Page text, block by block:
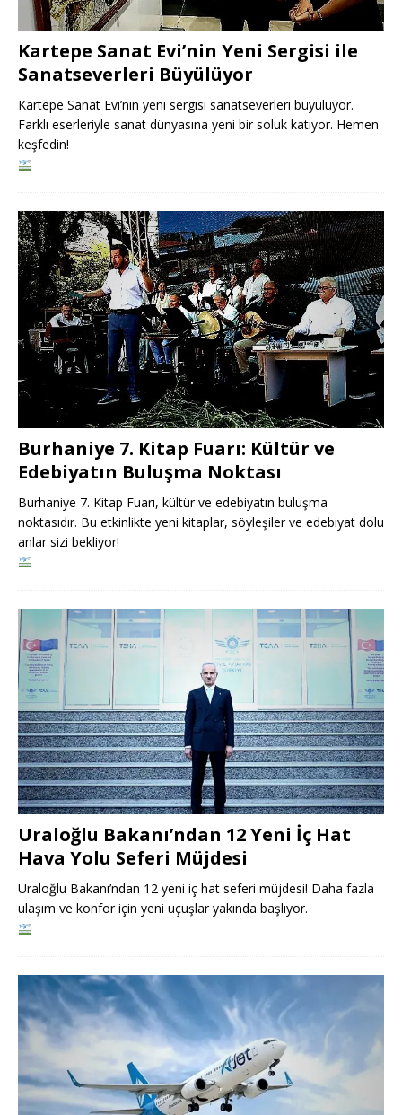
Kartepe Sanat Evi’nin Yeni Sergisi ile
Sanatseverleri Büyülüyor
Kartepe Sanat Evi’nin yeni sergisi sanatseverleri büyülüyor.
Farklı eserleriyle sanat dünyasına yeni bir soluk katıyor. Hemen
keşfedin!
Burhaniye 7. Kitap Fuarı: Kültür ve
Edebiyatın Buluşma Noktası
Burhaniye 7. Kitap Fuarı, kültür ve edebiyatın buluşma
noktasıdır. Bu etkinlikte yeni kitaplar, söyleşiler ve edebiyat dolu
anlar sizi bekliyor!
Uraloğlu Bakanı’ndan 12 Yeni İç Hat
Hava Yolu Seferi Müjdesi
Uraloğlu Bakanı’ndan 12 yeni iç hat seferi müjdesi! Daha fazla
ulaşım ve konfor için yeni uçuşlar yakında başlıyor.